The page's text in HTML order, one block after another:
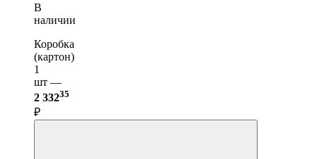
В
наличии
Коробка
(картон)
1
шт —
2 33235
₽